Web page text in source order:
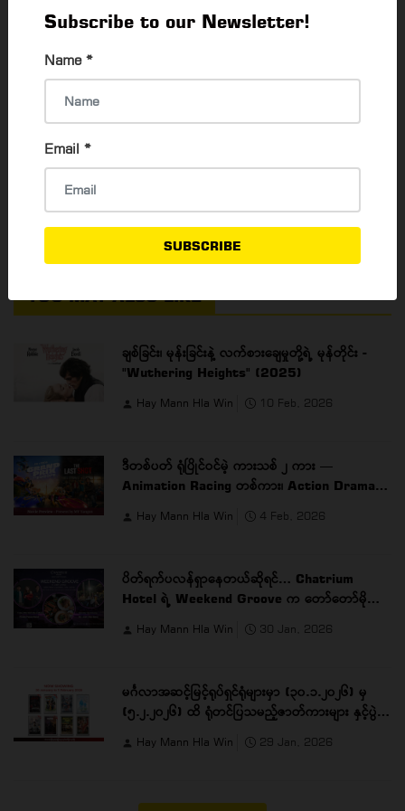
Subscribe to our Newsletter!
Name *
Email *
SUBSCRIBE
YOU MAY ALSO LIKE
ချစ်ခြင်း၊ မုန်းခြင်းနဲ့ လက်စားချေမှုတို့ရဲ့ မုန်တိုင်း -
"Wuthering Heights" (2025)
Hay Mann Hla Win 10 Feb, 2026
ဒီတစ်ပတ် ရုံပြိုင်ဝင်မဲ့ ကားသစ် ၂ ကား —
Animation Racing တစ်ကား၊ Action Drama
Hay Mann Hla Win 4 Feb, 2026
ပိတ်ရက်ပလန်ရှာနေတယ်ဆိုရင်… Chatrium
Hotel ရဲ့ Weekend Groove က တော်တော်မိုက်ပါ
Hay Mann Hla Win 30 Jan, 2026
မင်္ဂလာအဆင့်မြင့်ရုပ်ရှင်ရုံများမှာ (၃၀.၁.၂၀၂၆) မှ
(၅.၂.၂၀၂၆) ထိ ရုံတင်ပြသမည့်ဇာတ်ကားများ နှင့်ပွဲ
Hay Mann Hla Win 29 Jan, 2026